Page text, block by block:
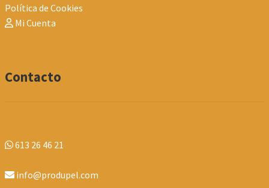
Política de Cookies
Mi Cuenta
Contacto
613 26 46 21
info@produpel.com